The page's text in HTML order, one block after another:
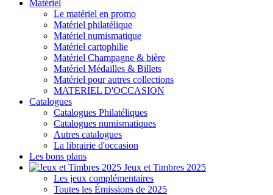
Matériel
Le matériel en promo
Matériel philatélique
Matériel numismatique
Matériel cartophilie
Matériel Champagne & bière
Matériel Médailles & Billets
Matériel pour autres collections
MATERIEL D'OCCASION
Catalogues
Catalogues Philatéliques
Catalogues numismatiques
Autres catalogues
La librairie d'occasion
Les bons plans
Jeux et Timbres 2025
Les jeux complémentaires
Toutes les Émissions de 2025